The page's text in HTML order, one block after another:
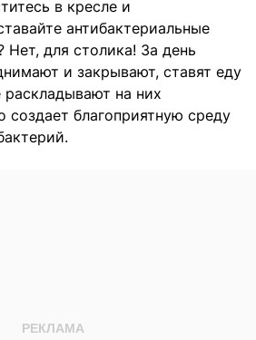
в кресле и
антибактериальные
Нет, для столика! За день
и закрывают, ставят еду
раскладывают на них
создает благоприятную среду